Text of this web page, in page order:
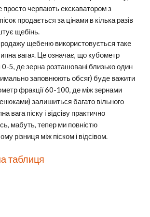
просто черпають екскаватором з
продається за цінами в кілька разів
щебінь.
щебеню використовується таке
вага». Це означає, що кубометр
0-5, де зерна розташовані близько один
заповнюють обсяг) буде важити
фракції 60-100, де між зернами
залишиться багато вільного
вага піску і відсіву практично
мабуть, тепер ми повністю
різниця між піском і відсівом.
таблиця